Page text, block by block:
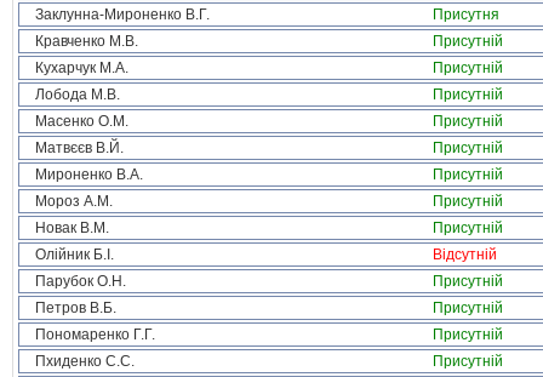
Заклунна-Мироненко В.Г.
Присутня
Кравченко М.В.
Присутній
Кухарчук М.А.
Присутній
Лобода М.В.
Присутній
Масенко О.М.
Присутній
Матвєєв В.Й.
Присутній
Мироненко В.А.
Присутній
Мороз А.М.
Присутній
Новак В.М.
Присутній
Олійник Б.І.
Відсутній
Парубок О.Н.
Присутній
Петров В.Б.
Присутній
Пономаренко Г.Г.
Присутній
Пхиденко С.С.
Присутній